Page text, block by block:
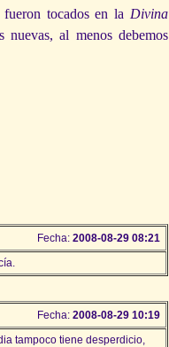
tocados en la Divina
al menos debemos
Fecha: 2008-08-29 08:21
Fecha: 2008-08-29 10:19
tampoco tiene desperdicio,